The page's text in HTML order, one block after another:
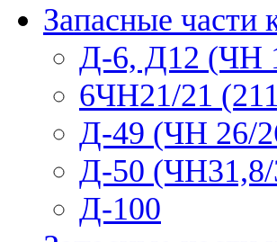
Запасные части
Д-6, Д12 (ЧН
6ЧН21/21
Д-49 (ЧН 26/
Д-50
Д-100